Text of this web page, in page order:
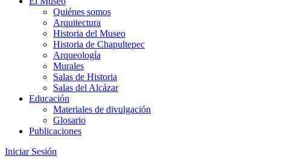
Quiénes somos
Arquitectura
Historia del Museo
Historia de Chapultepec
Arqueología
Murales
Salas de Historia
Salas del Alcázar
Educación
Materiales de divulgación
Glosario
Publicaciones
Iniciar Sesión